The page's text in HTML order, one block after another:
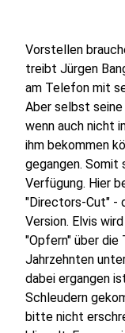
Vorstellen
treibt Jürgen
am Telefon mit
Aber selbst
wenn auch nicht
ihm bekommen
gegangen. Somit
Verfügung. Hier
"Directors-Cut" -
Version. Elvis
"Opfern" über
Jahrzehnten
dabei ergangen
Schleudern
bitte nicht